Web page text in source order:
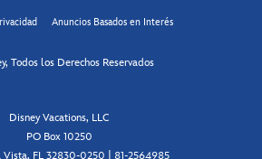
Anuncios Basados en Interés
Todos los Derechos Reservados
Disney Vacations, LLC
PO Box 10250
Vista, FL 32830-0250 | 81-2564985